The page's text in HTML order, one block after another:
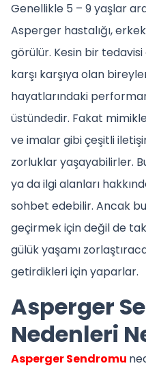
Genellikle 5 – 9 yaşlar
Asperger hastalığı,
görülür. Kesin bir
karşı karşıya olan
hayatlarındaki
üstündedir. Fakat
ve imalar gibi çeşitli
zorluklar yaşayabilirler.
ya da ilgi alanları
sohbet edebilir. Ancak
geçirmek için değil de
gülük yaşamı
getirdikleri için yaparlar.
Asperger
Nedenleri
Asperger Sendromu